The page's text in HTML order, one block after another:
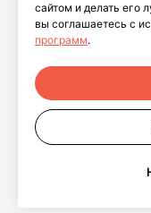
Согласие
+7 499
сайтом и делать его
вы соглашаетесь с
программ.